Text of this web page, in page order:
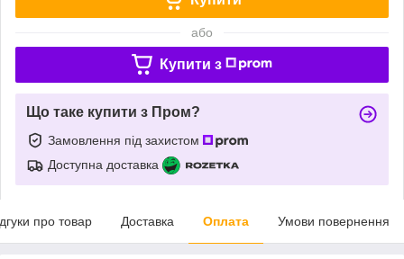
або
Купити з
Що таке купити з Пром?
Замовлення під захистом
Доступна доставка
про товар Доставка Оплата Умови повернення